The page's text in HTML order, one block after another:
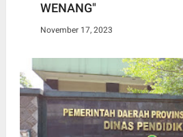
WENANG"
November 17, 2023